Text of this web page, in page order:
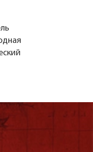
современно, но зато